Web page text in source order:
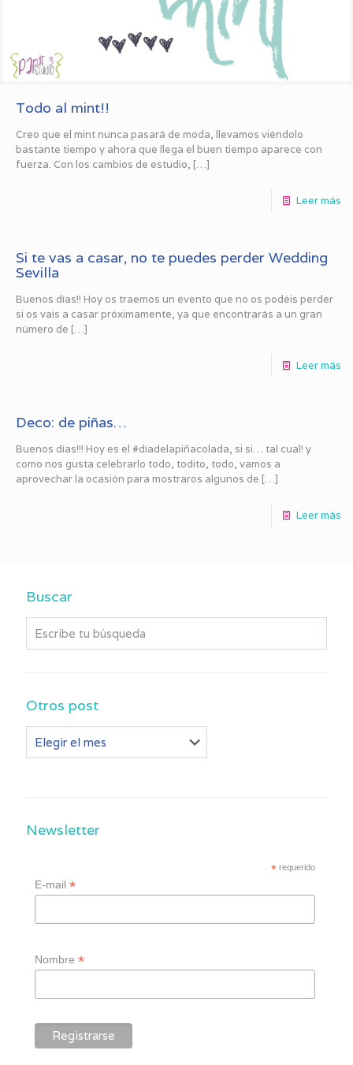
Todo al mint!!
Creo que el mint nunca pasará de moda, llevamos viéndolo
bastante tiempo y ahora que llega el buen tiempo aparece con
fuerza. Con los cambios de estudio, […]
Leer más
Si te vas a casar, no te puedes perder Wedding
Sevilla
Buenos días!! Hoy os traemos un evento que no os podéis perder
si os vais a casar próximamente, ya que encontrarás a un gran
número de […]
Leer más
Deco: de piñas…
Buenos días!!! Hoy es el #díadelapiñacolada, si si… tal cual! y
como nos gusta celebrarlo todo, todito, todo, vamos a
aprovechar la ocasión para mostraros algunos de […]
Leer más
Buscar
Otros post
post
Newsletter
* requerido
E-mail*
Nombre*